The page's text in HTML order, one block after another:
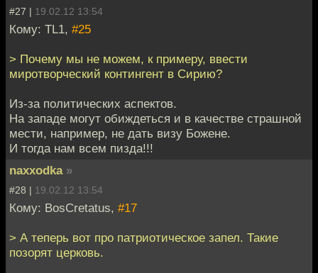
#27 | 19.02.12 13:54
Кому: TL1, #25
> Почему мы не можем, к примеру, ввести
миротворческий контингент в Сирию?
Из-за политических аспектов.
На западе могут обиждеться и в качестве страшной
мести, например, не дать визу Божене.
И тогда нам всем пизда!!!
naxxodka »
#28 | 19.02.12 13:54
Кому: BosCretatus, #17
> А теперь вот про патриотическое запел. Такие
позорят церковь.